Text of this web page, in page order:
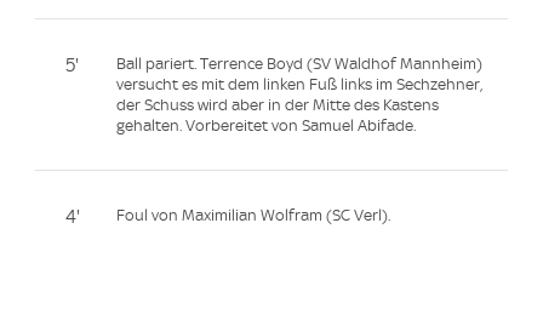
5'
Ball pariert. Terrence Boyd (SV Waldhof Mannheim)
versucht es mit dem linken Fuß links im Sechzehner,
der Schuss wird aber in der Mitte des Kastens
gehalten. Vorbereitet von Samuel Abifade.
4' Foul von Maximilian Wolfram (SC Verl).